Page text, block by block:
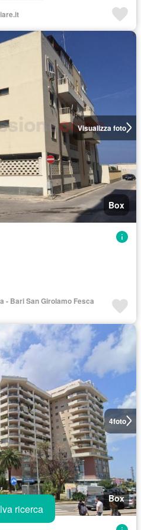
Visualizza foto
Box
- Bari San Girolamo Fesca
4foto
Box
ricerca